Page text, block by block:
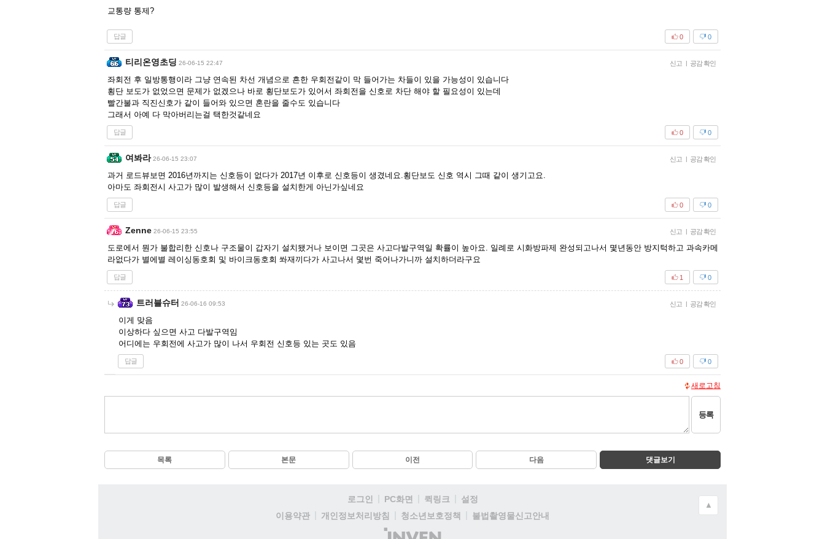
교통량 통제?
답글 0
0
티리온영초딩 26-06-15 22:47 신고 | 공감 확인
좌회전 후 일방통행이라 그냥 연속된 차선 개념으로 흔한 우회전같이 막 들어가는 차들이 있을 가능성이 있습니다
횡단 보도가 없었으면 문제가 없겠으나 바로 횡단보도가 있어서 좌회전을 신호로 차단 해야 할 필요성이 있는데
빨간불과 직진신호가 같이 들어와 있으면 혼란을 줄수도 있습니다
그래서 아예 다 막아버리는걸 택한것같네요
답글 0
0
여봐라 26-06-15 23:07 신고 | 공감 확인
과거 로드뷰보면 2016년까지는 신호등이 없다가 2017년 이후로 신호등이 생겼네요.횡단보도 신호 역시 그때 같이 생기고요.
아마도 좌회전시 사고가 많이 발생해서 신호등을 설치한게 아닌가싶네요
답글 0
0
Zenne 26-06-15 23:55 신고 | 공감 확인
도로에서 뭔가 불합리한 신호나 구조물이 갑자기 설치됐거나 보이면 그곳은 사고다발구역일 확률이 높아요. 일례로 시화방파제 완성되고나서 몇년동안 방지턱하고 과속카메
라없다가 별에별 레이싱동호회 및 바이크동호회 쏴재끼다가 사고나서 몇번 죽어나가니까 설치하더라구요
답글 0
1
트러블슈터 26-06-16 09:53 신고 | 공감 확인
이게 맞음
이상하다 싶으면 사고 다발구역임
어디에는 우회전에 사고가 많이 나서 우회전 신호등 있는 곳도 있음
답글 0
0
새로고침
등록
목록 본문 이전 다음 댓글보기
로그인 PC화면 퀵링크
설정
이용약관
개인정보처리방침 청소년보호정책
불법촬영물신고안내
(주)
▲